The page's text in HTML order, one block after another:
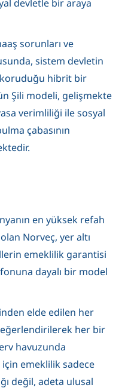
devletle bir araya
sorunları ve
sistem devletin
hibrit bir
Şili modeli, gelişmekte
verimliliği ile sosyal
çabasının
en yüksek refah
Norveç, yer altı
emeklilik garantisi
dayalı bir model
elde edilen her
her bir
havuzunda
emeklilik sadece
değil, adeta ulusal